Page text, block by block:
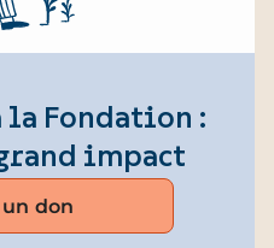
la Fondation :
impact
don